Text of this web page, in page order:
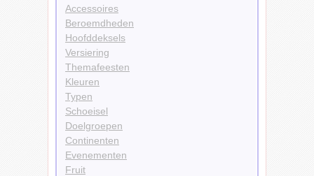
Accessoires
Beroemdheden
Hoofddeksels
Versiering
Themafeesten
Kleuren
Typen
Schoeisel
Doelgroepen
Continenten
Evenementen
Fruit